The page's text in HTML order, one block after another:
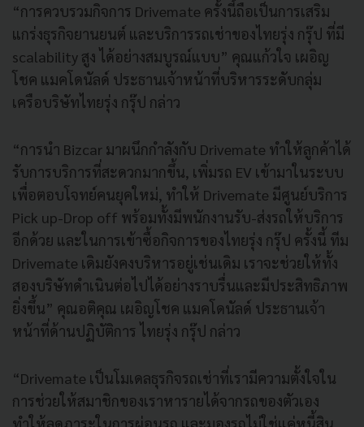
“การควบรวมกิจการ Drivemate ครั้งนี้ถือเป็นการเสริม
แกร่งธุรกิจยานยนต์ และบริการรถเช่าของไทยรุ่ง กรุ๊ป ที่มี
scalability สูง ได้อย่างสมบูรณ์แบบ” คุณแก้วใจ เผอิญ
โชค แมคโดนัลด์ ประธานเจ้าหน้าที่บริหารระดับกลุ่ม
เครือบริษัทไทยรุ่ง กรุ๊ป กล่าว
“การนำ Bizcar มาผนึกกำลังกับ Drivemate ทำให้ลูกค้าได้
รับการบริการที่สะดวกมากขึ้น, เพิ่มรถ EV เข้ามาในระบบ
เพื่อตอบโจทย์คนยุคใหม่, ทำให้ Drivemate มีศูนย์บริการ
Pick up-Drop off พร้อมทั้งมีพนักงานรับ-ส่งรถให้บริการ
อีกด้วย และในการเข้าซื้อกิจการของไทยรุ่ง กรุ๊ป ครั้งนี้ ทีม
Drivemate เดิมยังคงบริหารอยู่เช่นเดิม เราจะช่วยให้ทั้ง
สองบริษัทดำเนินต่อไปได้อย่างราบรื่นและมีประสิทธิภาพ
ยิ่งขึ้น” คุณอติคุณ เผอิญโชค แมคโดนัลด์ ประธานเจ้า
หน้าที่ด้านปฏิบัติการ ไทยรุ่ง กรุ๊ป กล่าว
“Drivemate เป็นโมเดลธุรกิจรถเช่าที่เรามีความตั้งใจใน
การช่วยให้สมาชิกของเราหารายได้จากรถของตัวเอง
ทำให้ลดภาระในการผ่อนรถ และมองรถไม่ใช่แค่หนี้สิน